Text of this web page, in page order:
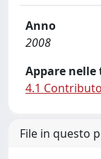
Anno
2008
Appare nelle
4.1
File in questo